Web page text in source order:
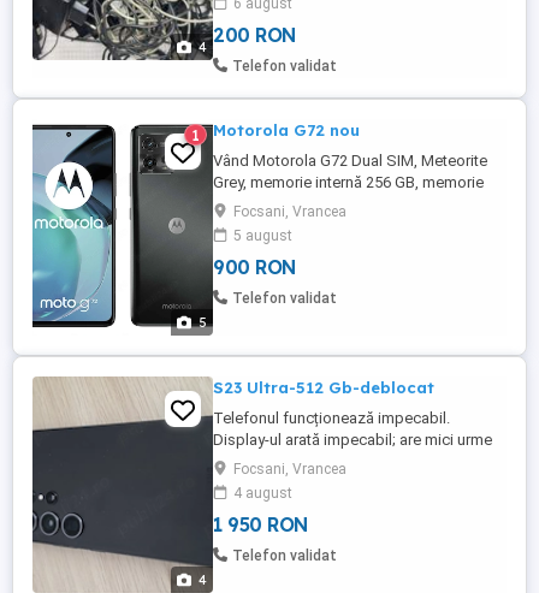
4
per bucata sub 5 lei Se da tot lotul odata
cum e in poze, pret decent (sub sfert)
decat daca le-as vinde pe bucata! Pret:
6 august
200 RON
Telefon validat
5
1 Motorola G72 nou
Vând Motorola G72 Dual SIM, Meteorite
Grey, memorie internă 256 GB, memorie
RAM 8GB, în stare impecabilă, nou, doar
desigilat, pentru vizionare. Telefonul vine
cu toate accesoriile originale. Modelul are
ecran P-OLED de 120 Hz, cameră
principală de 108 MP și baterie de 5000
Focsani, Vrancea
5 august
900 RON
Telefon validat
4
S23 Ultra-512 Gb-deblocat
Telefonul funcționează impecabil.
Display-ul arată impecabil; are mici urme
de folosire in dreptul slotului de încărcare.
Pt amatorii de jocuri,video tik-tok și social-
media e un telefon extraordinar! Il vând cu
husa de protecție și cablu de încărcare.
Focsani, Vrancea
4 august
1 950 RON
Telefon validat